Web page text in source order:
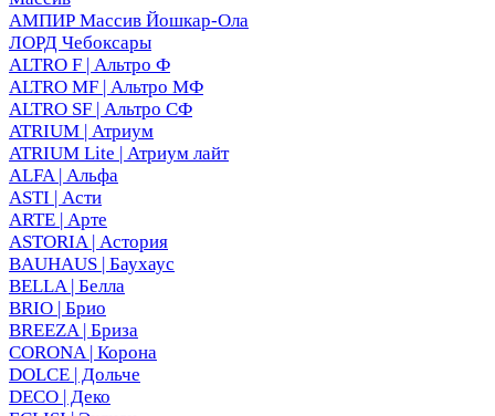
АМПИР Массив Йошкар-Ола
ЛОРД Чебоксары
ALTRO F | Альтро Ф
ALTRO MF | Альтро МФ
ALTRO SF | Альтро СФ
ATRIUM | Атриум
ATRIUM Lite | Атриум лайт
ALFA | Альфа
ASTI | Асти
ARTE | Арте
ASTORIA | Астория
BAUHAUS | Баухаус
BELLA | Белла
BRIO | Брио
BREEZA | Бриза
CORONA | Корона
DOLCE | Дольче
DECO | Деко